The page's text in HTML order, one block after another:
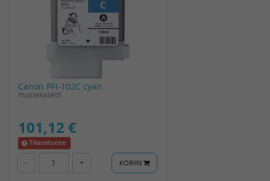
Canon PFI-102C cyan
mustekasetti
101,12 €
Tilaustuote
- + KORIIN